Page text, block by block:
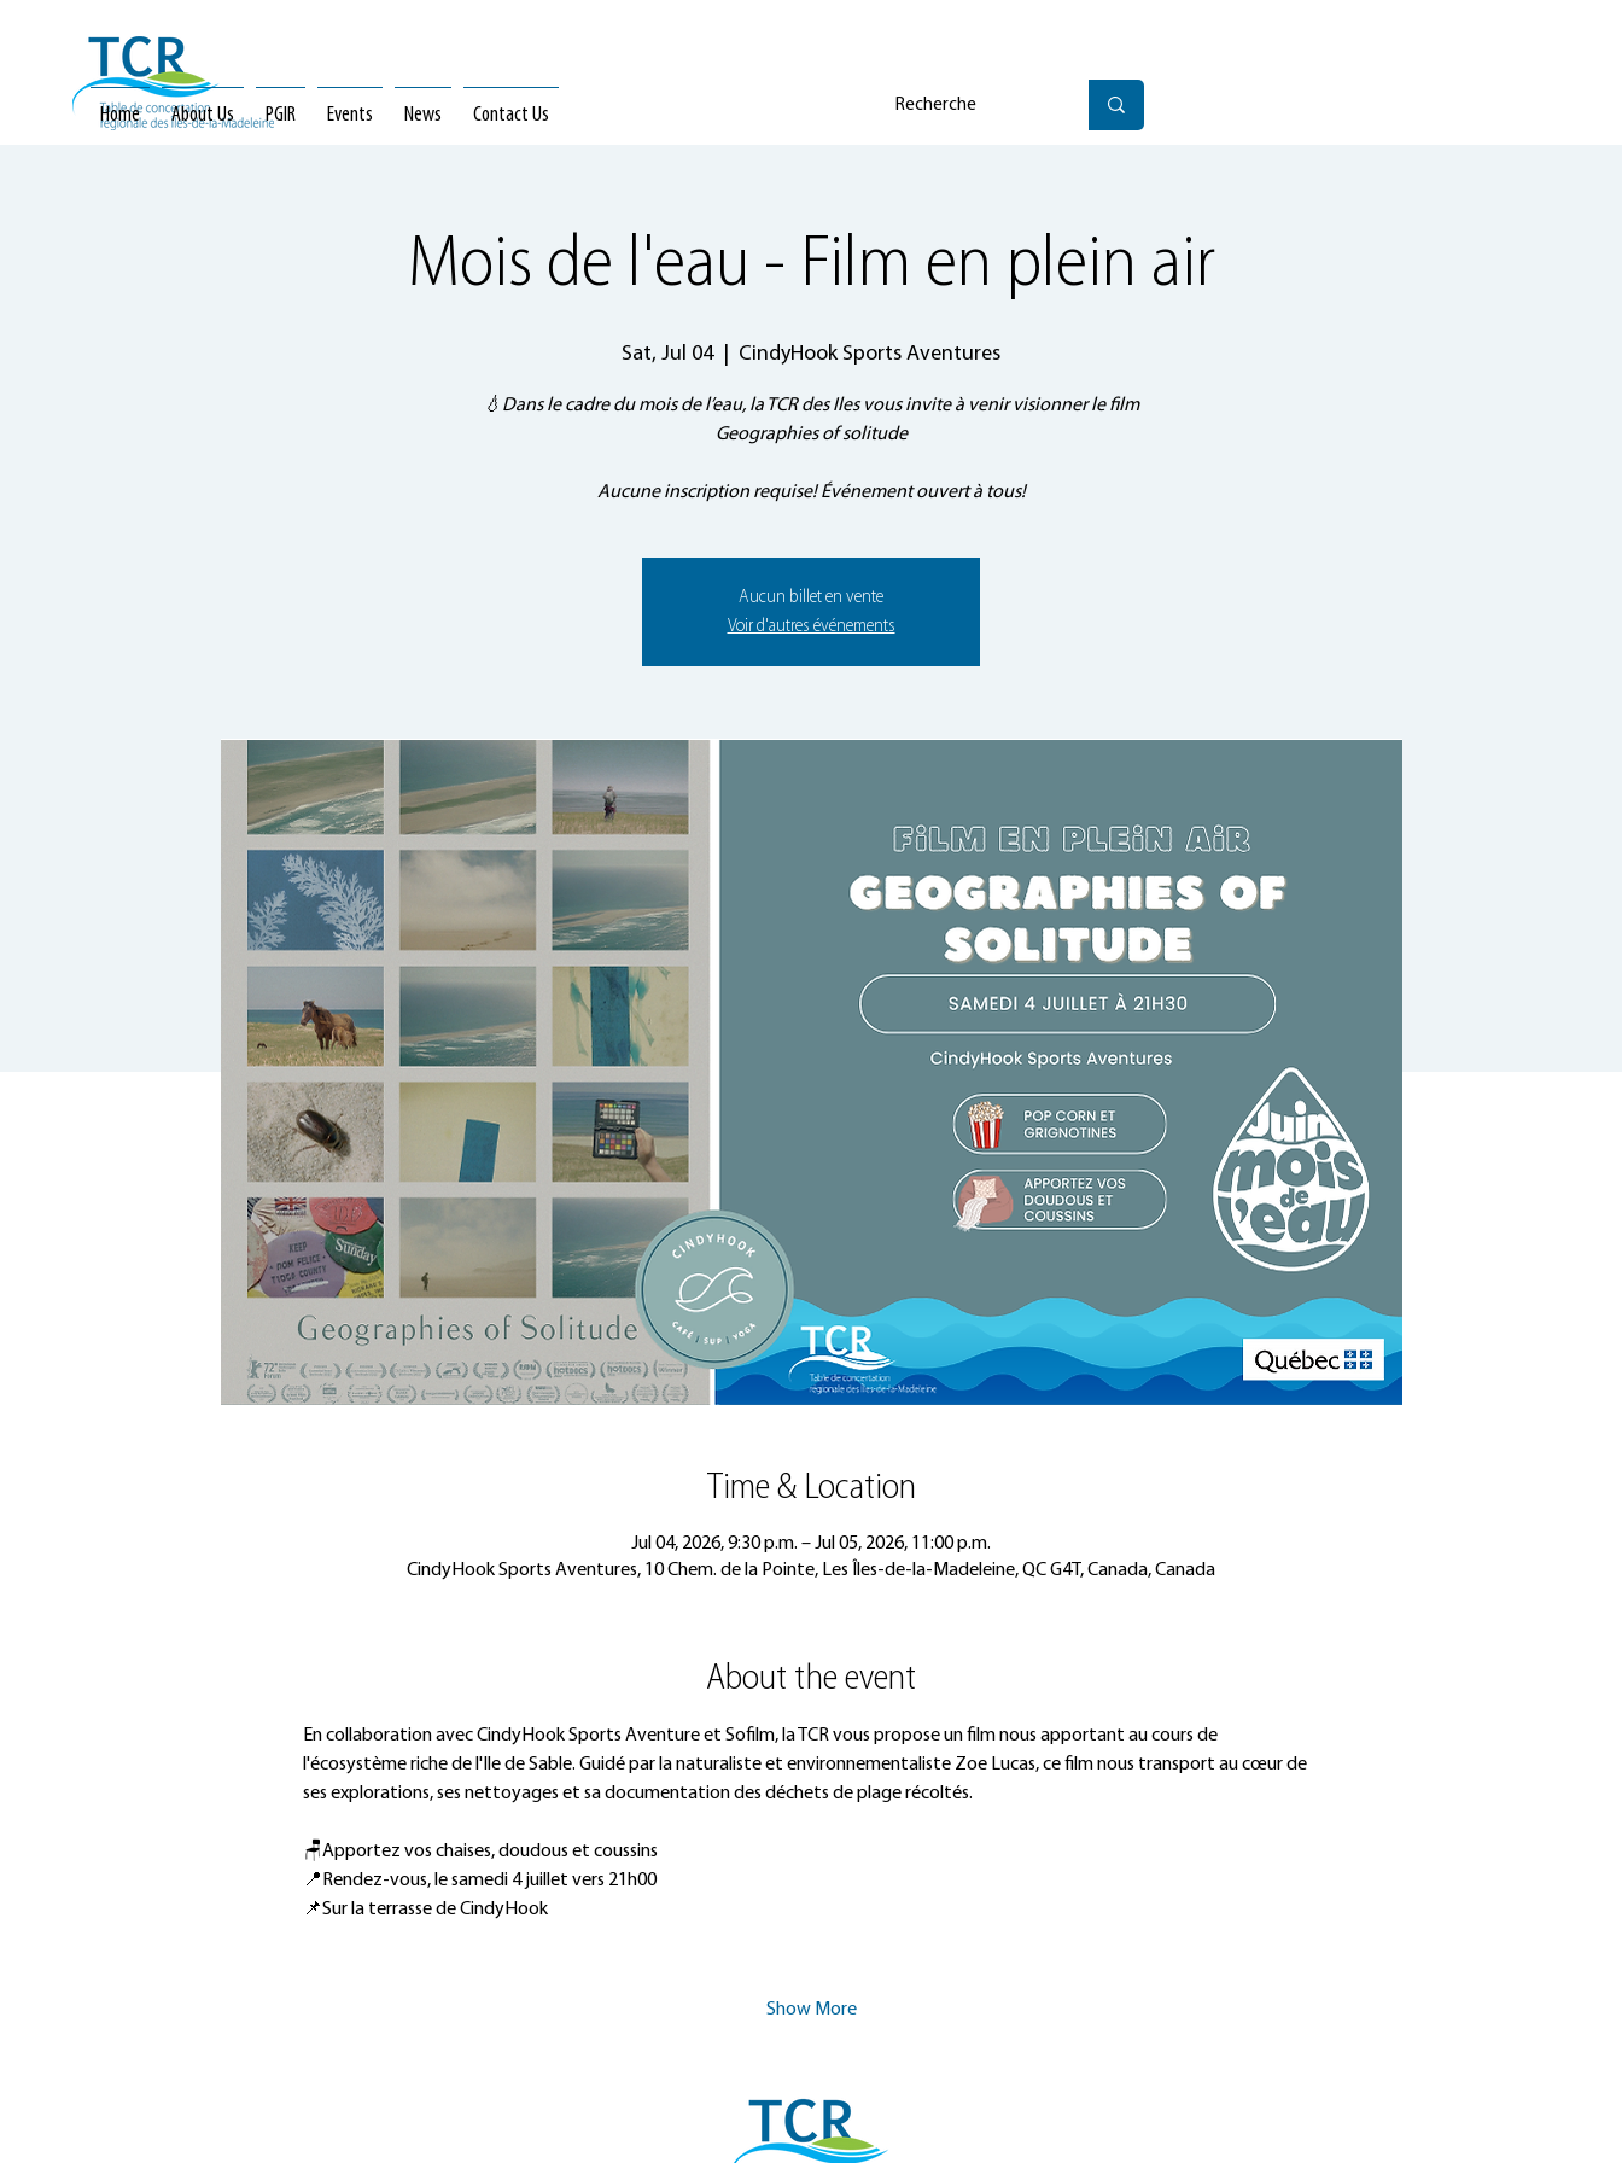
Home About Us PGIR Events News Contact Us
Mois de l'eau - Film en plein air
Sat, Jul 04
  |
CindyHook Sports Aventures
💧Dans le cadre du mois de l’eau, la TCR des Iles vous invite à venir visionner le film
Geographies of solitude
Aucune inscription requise! Événement ouvert à tous!
Aucun billet en vente
Voir d'autres événements
Time & Location
Jul 04, 2026, 9:30 p.m. – Jul 05, 2026, 11:00 p.m.
CindyHook Sports Aventures, 10 Chem. de la Pointe, Les Îles-de-la-Madeleine, QC G4T, Canada, Canada
About the event
En collaboration avec CindyHook Sports Aventure et Sofilm, la TCR vous propose un film nous apportant au cours de
l'écosystème riche de l'Ile de Sable. Guidé par la naturaliste et environnementaliste Zoe Lucas, ce film nous transport au cœur de
ses explorations, ses nettoyages et sa documentation des déchets de plage récoltés.
🪑Apportez vos chaises, doudous et coussins
📍Rendez-vous, le samedi 4 juillet vers 21h00
📌Sur la terrasse de CindyHook
Show More